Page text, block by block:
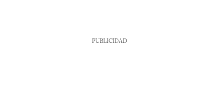
PUBLICIDAD